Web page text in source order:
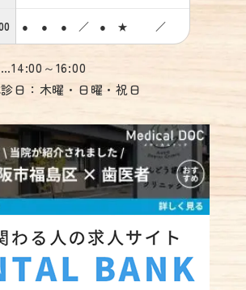
● ● ● ／ ● ★ ／
～16:00
日：木曜・日曜・祝日